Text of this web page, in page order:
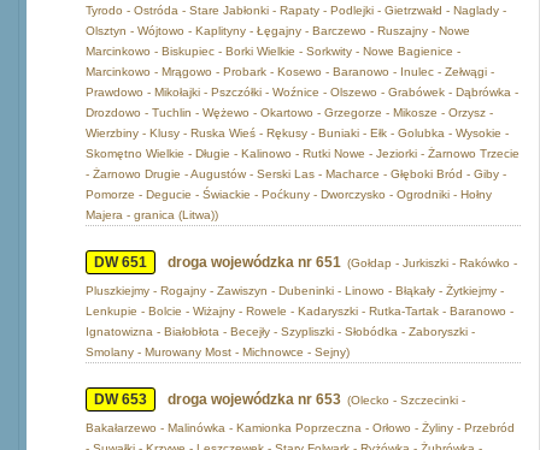
Tyrodo - Ostróda - Stare Jabłonki - Rapaty - Podlejki - Gietrzwałd - Naglady -
Olsztyn - Wójtowo - Kaplityny - Łęgajny - Barczewo - Ruszajny - Nowe
Marcinkowo - Biskupiec - Borki Wielkie - Sorkwity - Nowe Bagienice -
Marcinkowo - Mrągowo - Probark - Kosewo - Baranowo - Inulec - Zełwągi -
Prawdowo - Mikołajki - Pszczółki - Woźnice - Olszewo - Grabówek - Dąbrówka -
Drozdowo - Tuchlin - Wężewo - Okartowo - Grzegorze - Mikosze - Orzysz -
Wierzbiny - Klusy - Ruska Wieś - Rękusy - Buniaki - Ełk - Golubka - Wysokie -
Skomętno Wielkie - Długie - Kalinowo - Rutki Nowe - Jeziorki - Żarnowo Trzecie
- Żarnowo Drugie - Augustów - Serski Las - Macharce - Głęboki Bród - Giby -
Pomorze - Degucie - Świackie - Poćkuny - Dworczysko - Ogrodniki - Hołny
Majera - granica (Litwa))
DW 651 droga wojewódzka nr 651 (Gołdap - Jurkiszki - Rakówko -
Pluszkiejmy - Rogajny - Zawiszyn - Dubeninki - Linowo - Błąkały - Żytkiejmy -
Lenkupie - Bolcie - Wiżajny - Rowele - Kadaryszki - Rutka-Tartak - Baranowo -
Ignatowizna - Białobłota - Becejły - Szypliszki - Słobódka - Zaboryszki -
Smolany - Murowany Most - Michnowce - Sejny)
DW 653 droga wojewódzka nr 653 (Olecko - Szczecinki -
Bakałarzewo - Malinówka - Kamionka Poprzeczna - Orłowo - Żyliny - Przebród